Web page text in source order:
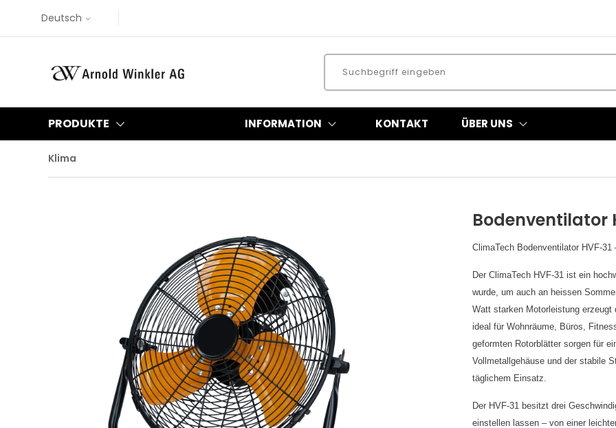
Deutsch
PRODUKTE INFORMATION KONTAKT ÜBER UNS
Klima
Bodenventilator
ClimaTech Bodenventilator HVF-
Der ClimaTech HVF-31 ist ein
wurde, um auch an heissen
Watt starken Motorleistung
ideal für Wohnräume, Büros,
geformten Rotorblätter sorgen für
Vollmetallgehäuse und der stabile
täglichem Einsatz.
Der HVF-31 besitzt drei
einstellen lassen – von einer